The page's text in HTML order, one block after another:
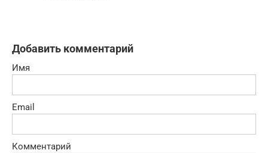
Добавить комментарий
Имя
Email
Комментарий